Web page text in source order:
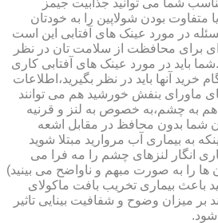
متفاوت بودن شولاپین را به خودتان
در مورد عینک های آفتابی این است
ای برای محافظت از سلامت تان در نظر
باید در مورد عینک های آفتابی کاری
خرید آنها باید در نظر بگیرید،اطلاعات
ماورای بنفش خورشید هم می توانند
به چشم،به خصوص به لنز و قرنیه
شما بدون محافظ در مقابل اشعه
به بیماری آب مروارید مبتلا شوید
انگار لنزهای چشم را مه فرا می
را به صورت مبهم و ناواضح می بینید)
بیماری تخریب بافت ماکولای
میزان وضوح و شفافیت بینایی تاثیر
شود.